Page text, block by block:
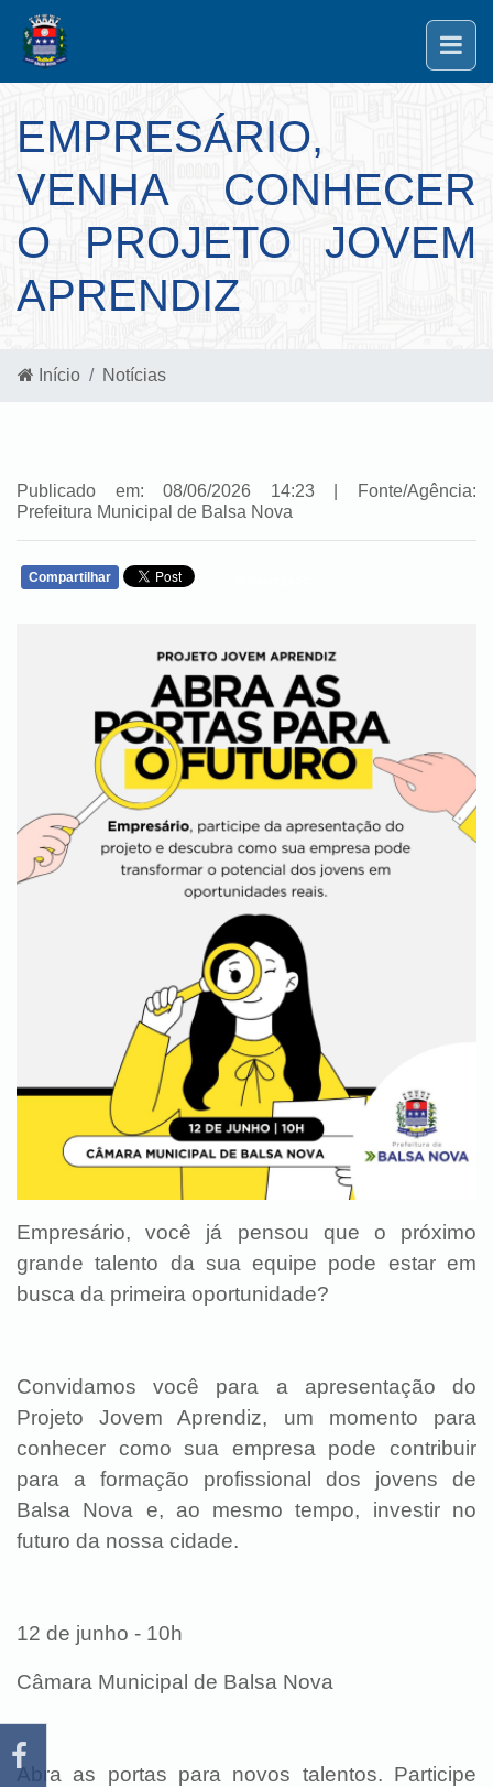
EMPRESÁRIO,
VENHA CONHECER
O PROJETO JOVEM
APRENDIZ
Início Notícias
Publicado em: 08/06/2026 14:23 | Fonte/Agência:
Prefeitura Municipal de Balsa Nova
Compartilhar
Empresário, você já pensou que o próximo
grande talento da sua equipe pode estar em
busca da primeira oportunidade?
Convidamos você para a apresentação do
Projeto Jovem Aprendiz, um momento para
conhecer como sua empresa pode contribuir
para a formação profissional dos jovens de
Balsa Nova e, ao mesmo tempo, investir no
futuro da nossa cidade.
12 de junho - 10h
Câmara Municipal de Balsa Nova
Abra as portas para novos talentos. Participe